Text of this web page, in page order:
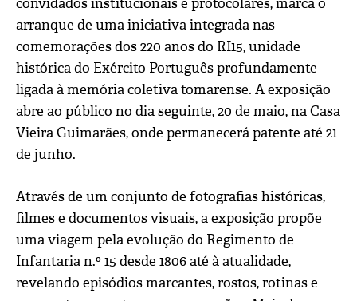
arranque de uma iniciativa integrada nas
comemorações dos 220 anos do RI15, unidade
histórica do Exército Português profundamente
ligada à memória coletiva tomarense. A exposição
abre ao público no dia seguinte, 20 de maio, naCasa
Vieira Guimarães, onde permanecerá patente até 21
de junho.
Através de um conjunto de fotografias históricas,
filmes e documentos visuais, a exposição propõe
uma viagem pela evolução do Regimento de
Infantaria n.º 15 desde 1806 até à atualidade,
revelando episódios marcantes, rostos, rotinas e